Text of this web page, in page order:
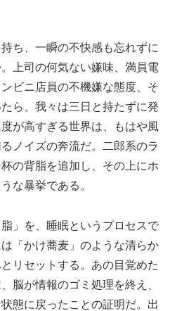
ち、一瞬の不快感も忘れずに
上司の何気ない嫌味、満員電
ビニ店員の不機嫌な態度、そ
ら、我々は三日と持たずに発
が高すぎる世界は、もはや風
ノイズの奔流だ。二郎系のラ
の背脂を追加し、その上にホ
な暴挙である。
」を、睡眠というプロセスで
「かけ蕎麦」のような清らか
リセットする。あの目覚めた
脳が情報のゴミ処理を終え、
態に戻ったことの証明だ。出